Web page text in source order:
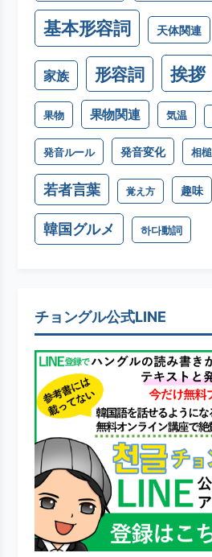
基本形容詞 天体関連
家族 形容詞 挨拶
果物 果物関連 気温
発音ルール 発音変化 相槌
若者言葉 覚え方 趣味
韓国グルメ 하다動詞
チョングル公式LINE